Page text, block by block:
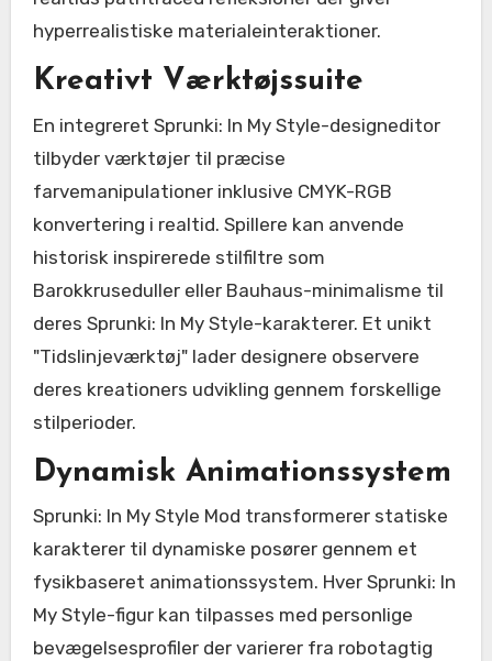
hyperrealistiske materialeinteraktioner.
Kreativt Værktøjssuite
En integreret Sprunki: In My Style-designeditor
tilbyder værktøjer til præcise
farvemanipulationer inklusive CMYK-RGB
konvertering i realtid. Spillere kan anvende
historisk inspirerede stilfiltre som
Barokkruseduller eller Bauhaus-minimalisme til
deres Sprunki: In My Style-karakterer. Et unikt
"Tidslinjeværktøj" lader designere observere
deres kreationers udvikling gennem forskellige
stilperioder.
Dynamisk Animationssystem
Sprunki: In My Style Mod transformerer statiske
karakterer til dynamiske posører gennem et
fysikbaseret animationssystem. Hver Sprunki: In
My Style-figur kan tilpasses med personlige
bevægelsesprofiler der varierer fra robotagtig